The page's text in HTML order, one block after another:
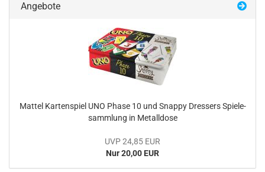
Angebote
Mat­tel Kar­ten­spiel UNO Phase 10 und Snap­py Dressers Spie­le­
samm­lung in Me­tall­do­se
UVP 24,85 EUR
Nur 20,00 EUR